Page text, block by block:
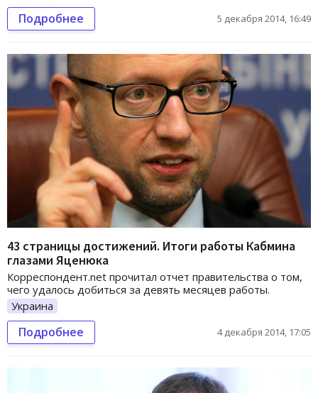
Подробнее 5 декабря 2014, 16:49
43 страницы достижений. Итоги работы Кабмина
глазами Яценюка
Корреспондент.net прочитал отчет правительства о том,
чего удалось добиться за девять месяцев работы.
Украина
Подробнее 4 декабря 2014, 17:05